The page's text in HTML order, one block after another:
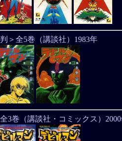
＞全5巻（講談社）1983年
3巻（講談社・コミックス）